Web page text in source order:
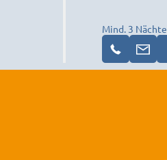
Mind. 3 Nächte